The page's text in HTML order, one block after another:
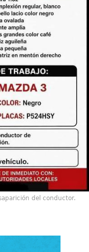
del conductor.